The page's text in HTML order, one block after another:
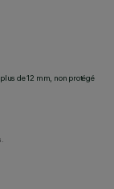
de 12 mm, non protégé